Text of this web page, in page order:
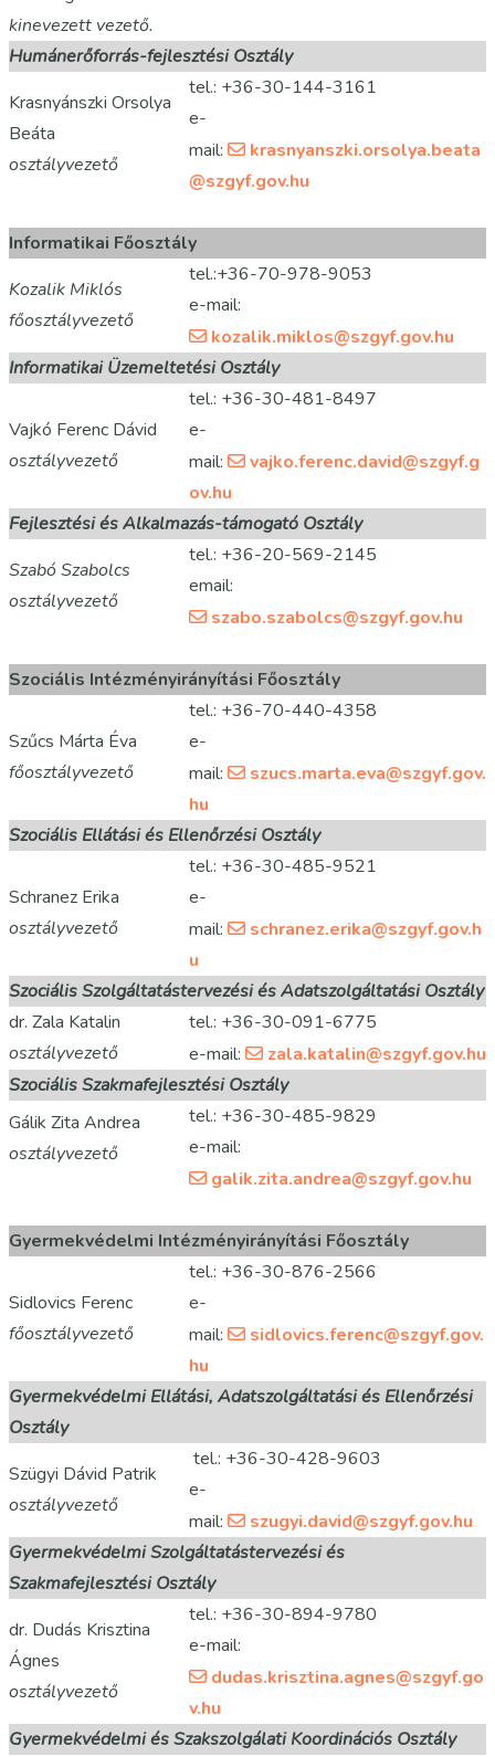
kinevezett vezető.
Humánerőforrás-fejlesztési Osztály
Krasnyánszki Orsolya
Beáta
osztályvezető
tel.: +36-30-144-3161
e-
mail:
krasnyanszki.orsolya.beata
@szgyf.gov.hu
Informatikai Főosztály
Kozalik Miklós
főosztályvezető
tel.:+36-70-978-9053
e-mail:
kozalik.miklos@szgyf.gov.hu
Informatikai Üzemeltetési Osztály
Vajkó Ferenc Dávid
osztályvezető
tel.: +36-30-481-8497
e-
mail:
vajko.ferenc.david@szgyf.g
ov.hu
Fejlesztési és Alkalmazás-támogató Osztály
Szabó Szabolcs
osztályvezető
tel.: +36-20-569-2145
email:
szabo.szabolcs@szgyf.gov.hu
Szociális Intézményirányítási Főosztály
Szűcs Márta Éva
főosztályvezető
tel.: +36-70-440-4358
e-
mail:
szucs.marta.eva@szgyf.gov.
hu
Szociális Ellátási és Ellenőrzési Osztály
Schranez Erika
osztályvezető
tel.: +36-30-485-9521
e-
mail:
schranez.erika@szgyf.gov.h
u
Szociális Szolgáltatástervezési és Adatszolgáltatási Osztály
dr. Zala Katalin
osztályvezető
tel.: +36-30-091-6775
e-mail:
zala.katalin@szgyf.gov.hu
Szociális Szakmafejlesztési Osztály
Gálik Zita Andrea
osztályvezető
tel.: +36-30-485-9829
e-mail:
galik.zita.andrea@szgyf.gov.hu
Gyermekvédelmi Intézményirányítási Főosztály
Sidlovics Ferenc
főosztályvezető
tel.: +36-30-876-2566
e-
mail:
sidlovics.ferenc@szgyf.gov.
hu
Gyermekvédelmi Ellátási, Adatszolgáltatási és Ellenőrzési
Osztály
Szügyi Dávid Patrik
osztályvezető
tel.: +36-30-428-9603
e-
mail:
szugyi.david@szgyf.gov.hu
Gyermekvédelmi Szolgáltatástervezési és
Szakmafejlesztési Osztály
dr. Dudás Krisztina
Ágnes
osztályvezető
tel.: +36-30-894-9780
e-mail:
dudas.krisztina.agnes@szgyf.go
v.hu
Gyermekvédelmi és Szakszolgálati Koordinációs Osztály